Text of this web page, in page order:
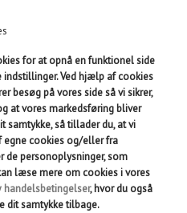
for at opnå en funktionel side
Ved hjælp af cookies
besøg på vores side så vi sikrer,
at vores markedsføring bliver
samtykke, så tillader du, at vi
cookies og/eller fra
de personoplysninger, som
læse mere om cookies i vores
handelsbetingelser, hvor du også
dit samtykke tilbage.
INTERESSERET I
SET OF 4 NUMICON DICE